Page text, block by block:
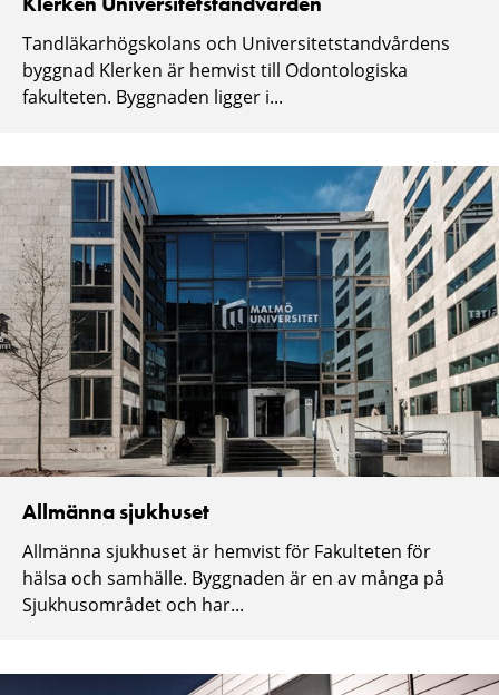
Tandläkarhögskolans och Universitetstandvårdens
byggnad Klerken är hemvist till Odontologiska
fakulteten. Byggnaden ligger i...
Allmänna sjukhuset
Allmänna sjukhuset är hemvist för Fakulteten för
hälsa och samhälle. Byggnaden är en av många på
Sjukhusområdet och har...